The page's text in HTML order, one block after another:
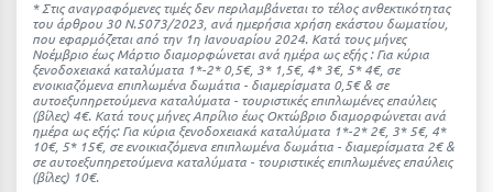
Κέρκυρα
Κεφαλονιά
Κοζάνη
Κοκκώνι Κορινθίας
* Στις αναγραφόμενες τιμές δεν περιλαμβάνεται το τέλος ανθεκτικότητας
του άρθρου 30 Ν.5073/2023, ανά ημερήσια χρήση εκάστου δωματίου,
που εφαρμόζεται από την 1η Ιανουαρίου 2024. Κατά τους μήνες
Νοέμβριο έως Μάρτιο διαμορφώνεται ανά ημέρα ως εξής : Για κύρια
ξενοδοχειακά καταλύματα 1*-2* 0,5€, 3* 1,5€, 4* 3€, 5* 4€, σε
ενοικιαζόμενα επιπλωμένα δωμάτια - διαμερίσματα 0,5€ & σε
αυτοεξυπηρετούμενα καταλύματα - τουριστικές επιπλωμένες επαύλεις
(βίλες) 4€. Kατά τους μήνες Απρίλιο έως Οκτώβριο διαμορφώνεται ανά
ημέρα ως εξής: Για κύρια ξενοδοχειακά καταλύματα 1*-2* 2€, 3* 5€, 4*
10€, 5* 15€, σε ενοικιαζόμενα επιπλωμένα δωμάτια - διαμερίσματα 2€ &
σε αυτοεξυπηρετούμενα καταλύματα - τουριστικές επιπλωμένες επαύλεις
(βίλες) 10€.